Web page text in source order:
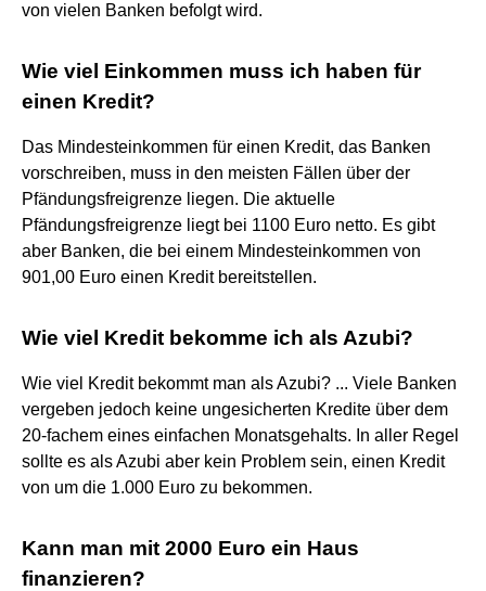
von vielen Banken befolgt wird.
Wie viel Einkommen muss ich haben für
einen Kredit?
Das Mindesteinkommen für einen Kredit, das Banken
vorschreiben, muss in den meisten Fällen über der
Pfändungsfreigrenze liegen. Die aktuelle
Pfändungsfreigrenze liegt bei 1100 Euro netto. Es gibt
aber Banken, die bei einem Mindesteinkommen von
901,00 Euro einen Kredit bereitstellen.
Wie viel Kredit bekomme ich als Azubi?
Wie viel Kredit bekommt man als Azubi? ... Viele Banken
vergeben jedoch keine ungesicherten Kredite über dem
20-fachem eines einfachen Monatsgehalts. In aller Regel
sollte es als Azubi aber kein Problem sein, einen Kredit
von um die 1.000 Euro zu bekommen.
Kann man mit 2000 Euro ein Haus
finanzieren?